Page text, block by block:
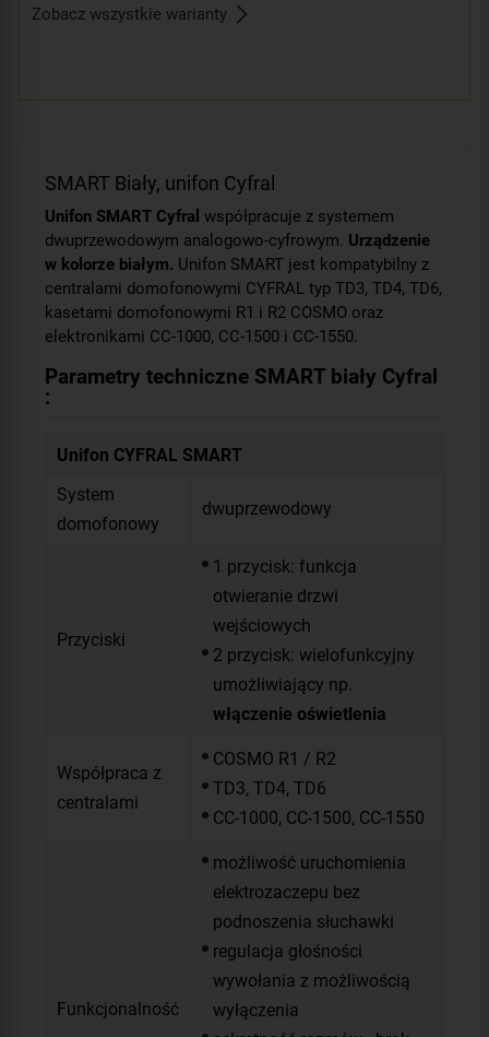
Zobacz wszystkie warianty
SMART Biały, unifon Cyfral
Unifon SMART Cyfral współpracuje z systemem
dwuprzewodowym analogowo-cyfrowym. Urządzenie
w kolorze białym. Unifon SMART jest kompatybilny z
centralami domofonowymi CYFRAL typ TD3, TD4, TD6,
kasetami domofonowymi R1 i R2 COSMO oraz
elektronikami CC-1000, CC-1500 i CC-1550.
Parametry techniczne SMART biały Cyfral
:
Unifon CYFRAL SMART
System
domofonowy
dwuprzewodowy
Przyciski
1 przycisk: funkcja
otwieranie drzwi
wejściowych
2 przycisk: wielofunkcyjny
umożliwiający np.
włączenie oświetlenia
Współpraca z
centralami
COSMO R1 / R2
TD3, TD4, TD6
CC-1000, CC-1500, CC-1550
Funkcjonalność
możliwość uruchomienia
elektrozaczepu bez
podnoszenia słuchawki
regulacja głośności
wywołania z możliwością
wyłączenia